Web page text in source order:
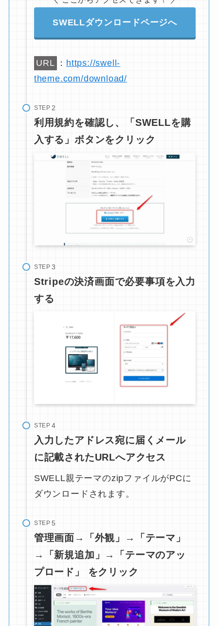
SWELLダウンロードページへ
URL ： https://swell-
theme.com/download/
STEP
利用規約を確認し、「SWELLを購
入する」ボタンをクリック
STEP
Stripeの決済画面で必要事項を入力
する
STEP
入力したアドレス宛に届くメール
に記載されたURLへアクセス
SWELL親テーマのzipファイルがPCに
ダウンロードされます。
STEP
管理画面→「外観」→「テーマ」
→「新規追加」→「テーマのアッ
プロード」 をクリック